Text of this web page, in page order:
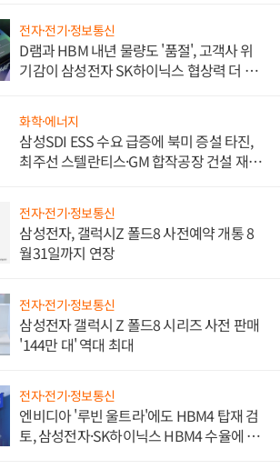
전자·전기·정보통신
D램과 HBM 내년 물량도 '품절', 고객사 위
기감이 삼성전자 SK하이닉스 협상력 더 키
화학·에너지
삼성SDI ESS 수요 급증에 북미 증설 타진,
최주선 스텔란티스·GM 합작공장 건설 재추
전자·전기·정보통신
삼성전자, 갤럭시Z 폴드8 사전예약 개통 8
월31일까지 연장
전자·전기·정보통신
삼성전자 갤럭시 Z 폴드8 시리즈 사전 판매
'144만 대' 역대 최대
전자·전기·정보통신
엔비디아 '루빈 울트라'에도 HBM4 탑재 검
토, 삼성전자·SK하이닉스 HBM4 수율에 주